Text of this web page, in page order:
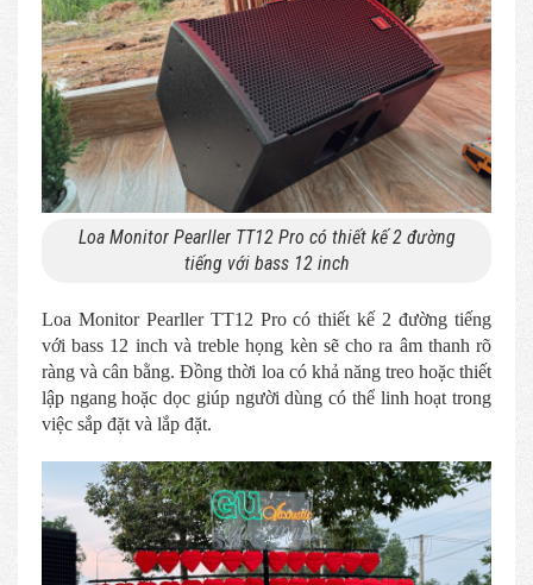
Loa Monitor Pearller TT12 Pro có thiết kế 2 đường
tiếng với bass 12 inch
Loa Monitor Pearller TT12 Pro có thiết kế 2 đường tiếng
với bass 12 inch và treble họng kèn sẽ cho ra âm thanh rõ
ràng và cân bằng. Đồng thời loa có khả năng treo hoặc thiết
lập ngang hoặc dọc giúp người dùng có thể linh hoạt trong
việc sắp đặt và lắp đặt.